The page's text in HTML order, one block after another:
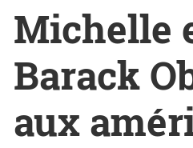
Michelle
Barack
aux